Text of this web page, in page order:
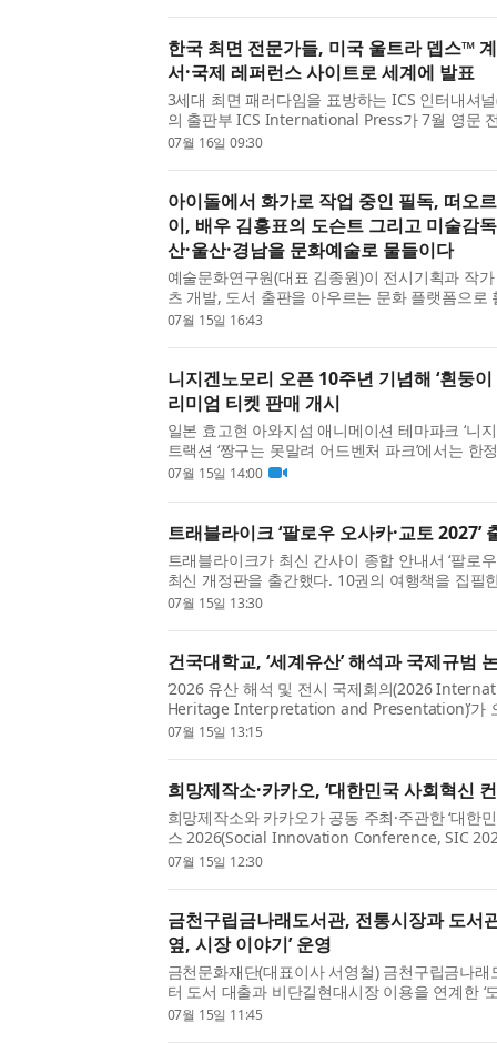
한국 최면 전문가들, 미국 울트라 뎁스™
서·국제 레퍼런스 사이트로 세계에 발표
3세대 최면 패러다임을 표방하는 ICS 인터내셔
의 출판부 ICS International Press가 7월 영문
The Third Generation of Hypnosis’(저자 문동
07월 16일 09:30
아이돌에서 화가로 작업 중인 필독, 떠오
이, 배우 김홍표의 도슨트 그리고 미술감
산·울산·경남을 문화예술로 물들이다
예술문화연구원(대표 김종원)이 전시기획과 작
츠 개발, 도서 출판을 아우르는 문화 플랫폼으로
부산·울산·경남 문화예술계에서 다양한 프로젝
07월 15일 16:43
니지겐노모리 오픈 10주년 기념해 ‘흰둥이
리미엄 티켓 판매 개시
일본 효고현 아와지섬 애니메이션 테마파크 ‘니
트랙션 ‘짱구는 못말려 어드벤처 파크’에서는 한
백’이 포함된 프리미엄 티켓을 7월 15일(수) 14
07월 15일 14:00
트래블라이크 ‘팔로우 오사카·교토 2027’
트래블라이크가 최신 간사이 종합 안내서 ‘팔로
최신 개정판을 출간했다. 10권의 여행책을 집필
이민 저자가 간사이 14개 핵심 지역, 670여 곳의
07월 15일 13:30
건국대학교, ‘세계유산’ 해석과 국제규범
‘2026 유산 해석 및 전시 국제회의(2026
Heritage Interpretation and Presentation)’가
학교(총장 원종필) 서울캠퍼스 해봉부동산학관
07월 15일 13:15
희망제작소·카카오, ‘대한민국 사회혁신
희망제작소와 카카오가 공동 주최·주관한 ‘대한
스 2026(Social Innovation Conference, SIC
중구 페럼타워 페럼홀에서 성황리에 개최됐다. ‘
07월 15일 12:30
금천구립금나래도서관, 전통시장과 도서
옆, 시장 이야기’ 운영
금천문화재단(대표이사 서영철) 금천구립금나
터 도서 대출과 비단길현대시장 이용을 연계한 ‘
기’ 행사를 운영한다고 밝혔다. 이번 행사는 금
07월 15일 11:45